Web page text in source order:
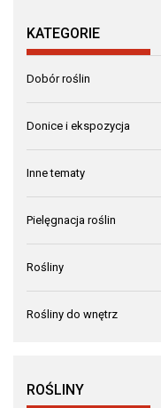
KATEGORIE
Dobór roślin
Donice i ekspozycja
Inne tematy
Pielęgnacja roślin
Rośliny
Rośliny do wnętrz
ROŚLINY